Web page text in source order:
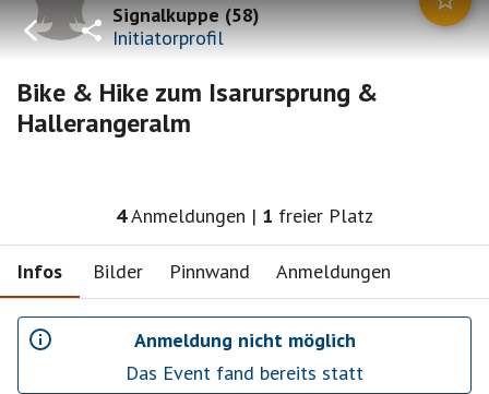
Signalkuppe(58)
Initiatorprofil
Bike & Hike zum Isarursprung &
Hallerangeralm
4Anmeldungen | 1 freier Platz
Infos Bilder Pinnwand Anmeldungen
Anmeldung nicht möglich
Das Event fand bereits statt